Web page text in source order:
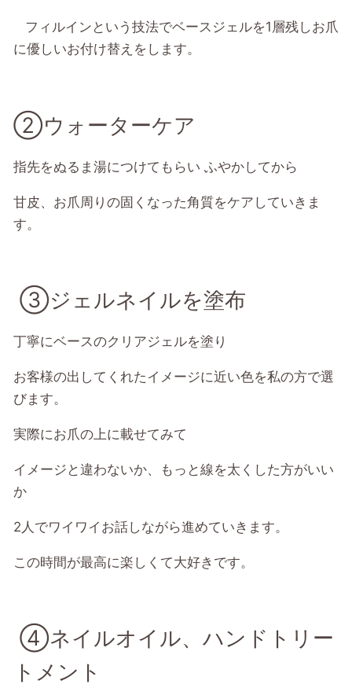
フィルインという技法でベースジェルを1層残しお爪
に優しいお付け替えをします。
②ウォーターケア
指先をぬるま湯につけてもらい ふやかしてから
甘皮、お爪周りの固くなった角質をケアしていきま
す。
③ジェルネイルを塗布
丁寧にベースのクリアジェルを塗り
お客様の出してくれたイメージに近い色を私の方で選
びます。
実際にお爪の上に載せてみて
イメージと違わないか、もっと線を太くした方がいい
か
2人でワイワイお話しながら進めていきます。
この時間が最高に楽しくて大好きです。
④ネイルオイル、ハンドトリー
トメント